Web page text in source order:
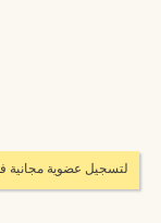
لتسجيل عضوية مجانية